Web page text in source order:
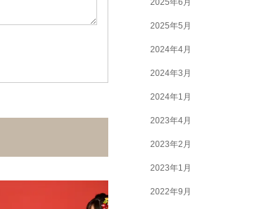
2025年5月
2024年4月
2024年3月
2024年1月
2023年4月
2023年2月
2023年1月
2022年9月